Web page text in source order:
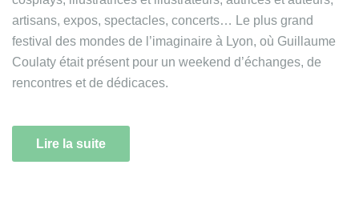
artisans, expos, spectacles, concerts… Le plus grand
festival des mondes de l’imaginaire à Lyon, où Guillaume
Coulaty était présent pour un weekend d’échanges, de
rencontres et de dédicaces.
Lire la suite